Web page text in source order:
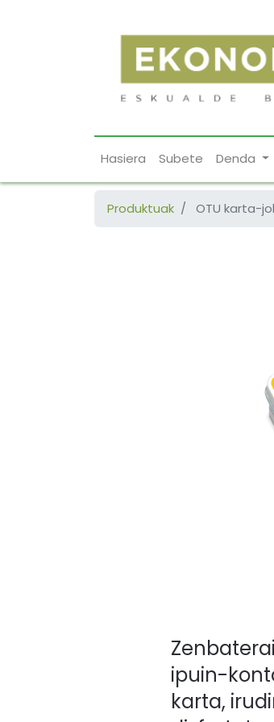
Hasiera Subete Denda
Produktuak OTU karta-
ipuin-
karta,